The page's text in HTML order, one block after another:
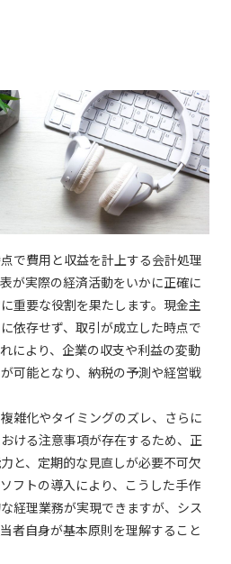
で費用と収益を計上する会計処理
が実際の経済活動をいかに正確に
重要な役割を果たします。現金主
依存せず、取引が成立した時点で
により、企業の収支や利益の変動
可能となり、納税の予測や経営戦
雑化やタイミングのズレ、さらに
ける注意事項が存在するため、正
と、定期的な見直しが必要不可欠
フトの導入により、こうした手作
経理業務が実現できますが、シス
者自身が基本原則を理解すること